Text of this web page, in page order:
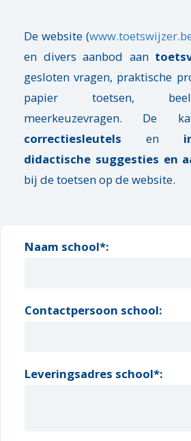
De website (
en divers aanbod aan
gesloten vragen, praktische
papier toetsen,
meerkeuzevragen. De
correctiesleutels en
didactische suggesties en
bij de toetsen op de website.
Naam school*:
Contactpersoon school:
Leveringsadres school*: